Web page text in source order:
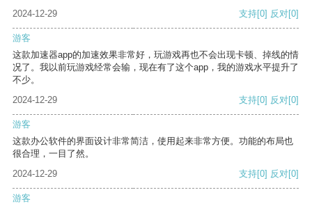
2024-12-29
支持[0] 反对[0]
游客
这款加速器app的加速效果非常好，玩游戏再也不会出现卡顿、掉线的情
况了。我以前玩游戏经常会输，现在有了这个app，我的游戏水平提升了
不少。
2024-12-29
支持[0] 反对[0]
游客
这款办公软件的界面设计非常简洁，使用起来非常方便。功能的布局也
很合理，一目了然。
2024-12-29
支持[0] 反对[0]
游客